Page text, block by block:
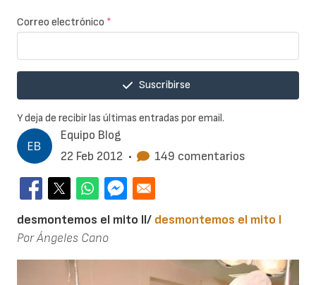
Equipo Blog
22 Feb 2012 • 149 comentarios
desmontemos el mito II/ desmontemos el mito I
Por Ángeles Cano
Correo electrónico *
Suscribirse
Y deja de recibir las últimas entradas por email.